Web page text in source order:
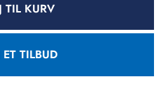
TIL KURV
TILBUD